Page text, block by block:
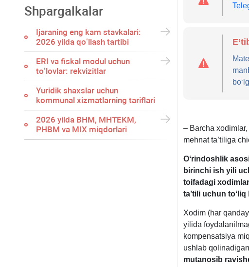
Shpargalkalar
Ijaraning eng kam stavkalari:
2026 yilda qoʻllash tartibi
ERI va fiskal modul uchun
toʻlovlar: rekvizitlar
Yuridik shaхslar uchun
kommunal хizmatlarning tariflari
2026 yilda BHM, MHTEKM,
PHBM va MIX miqdorlari
– Barcha
mehnat ta’tiliga
Oʻrindoshlik
birinchi ish yili
toifadagi
ta’tiliuchun toʻliq
Xodim (har
yilida
kompensatsiya
ushlab
mutanosib